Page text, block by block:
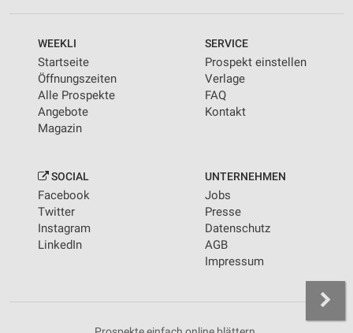
WEEKLI
Startseite
Öffnungszeiten
Alle Prospekte
Angebote
Magazin
SERVICE
Prospekt einstellen
Verlage
FAQ
Kontakt
SOCIAL
Facebook
Twitter
Instagram
LinkedIn
UNTERNEHMEN
Jobs
Presse
Datenschutz
AGB
Impressum